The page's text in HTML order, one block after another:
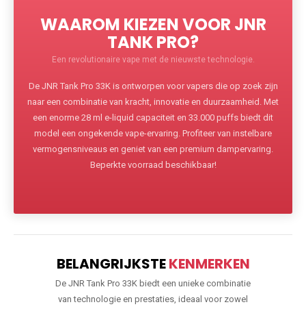
WAAROM KIEZEN VOOR JNR
TANK PRO?
Een revolutionaire vape met de nieuwste technologie.
De JNR Tank Pro 33K is ontworpen voor vapers die op zoek zijn
naar een combinatie van kracht, innovatie en duurzaamheid. Met
een enorme 28 ml e-liquid capaciteit en 33.000 puffs biedt dit
model een ongekende vape-ervaring. Profiteer van instelbare
vermogensniveaus en geniet van een premium dampervaring.
Beperkte voorraad beschikbaar!
BELANGRIJKSTEKENMERKEN
De JNR Tank Pro 33K biedt een unieke combinatie
van technologie en prestaties, ideaal voor zowel